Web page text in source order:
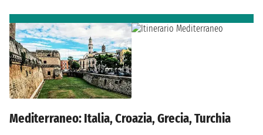
Mediterraneo: Italia, Croazia, Grecia, Turchia